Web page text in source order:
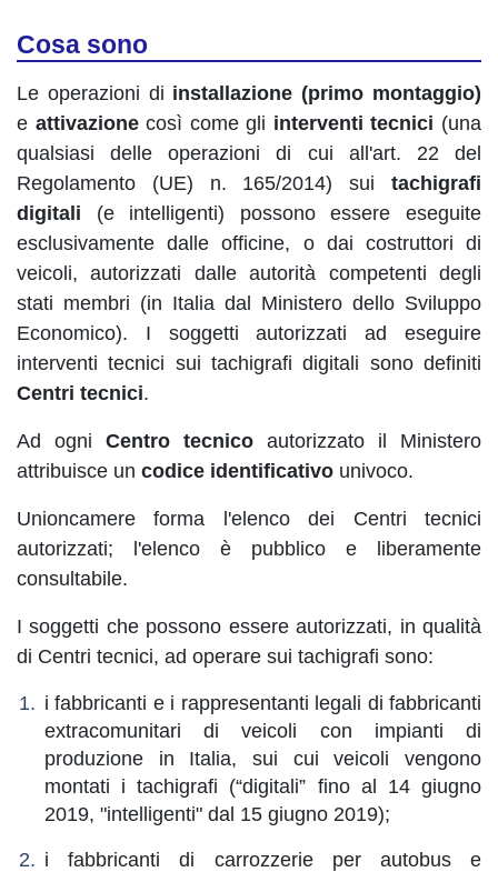
Cosa sono
Le operazioni di installazione (primo montaggio)
e attivazionecosì come gli interventi tecnici (una
qualsiasi delle operazioni di cui all'art. 22 del
Regolamento (UE) n. 165/2014) sui tachigrafi
digitali (e intelligenti) possono essere eseguite
esclusivamente dalle officine, o dai costruttori di
veicoli, autorizzati dalle autorità competenti degli
stati membri (in Italia dal Ministero dello Sviluppo
Economico). I soggetti autorizzati ad eseguire
interventi tecnici sui tachigrafi digitali sono definiti
Centri tecnici.
Ad ogni Centro tecnico autorizzato il Ministero
attribuisce un codice identificativo univoco.
Unioncamere forma l'elenco dei Centri tecnici
autorizzati; l'elenco è pubblico e liberamente
consultabile.
I soggetti che possono essere autorizzati, in qualità
di Centri tecnici, ad operare sui tachigrafi sono:
i fabbricanti e i rappresentanti legali di fabbricanti
extracomunitari di veicoli con impianti di
produzione in Italia, sui cui veicoli vengono
montati i tachigrafi (“digitali” fino al 14 giugno
2019, "intelligenti" dal 15 giugno 2019);
i fabbricanti di carrozzerie per autobus e